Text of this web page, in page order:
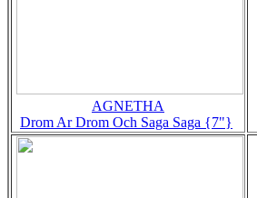
AGNETHA
Drom Ar Drom Och Saga Saga {7"}